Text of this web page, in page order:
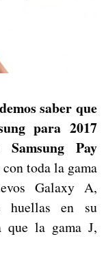
saber que
para 2017
Pay
toda la gama
Galaxy A,
huellas en su
que la gama J,